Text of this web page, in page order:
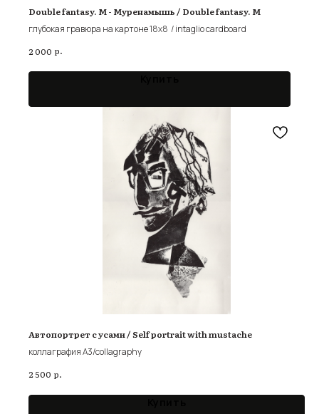
Double fantasy. М - Муренамышь / Double fantasy. M
глубокая гравюра на картоне 18x8 / intaglio cardboard
2 000 р.
Автопортрет с усами / Self portrait with mustache
коллаграфия А3/collagraphy
2 500 р.